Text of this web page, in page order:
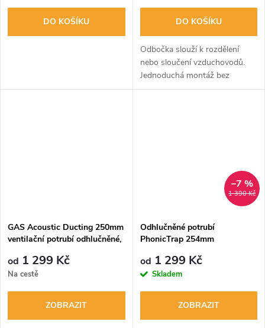
DO KOŠÍKU DO KOŠÍKU
Odbočka slouží k rozdělení
nebo sloučení vzduchovodů.
Jednoduchá montáž bez
složitého nářadí, určena do
GAS Acoustic Ducting 250mm
ventilační potrubí odhlučněné,
od 1 299 Kč
Na cestě
ZOBRAZIT
1 390 Kč
–7 %
Odhlučněné potrubí
PhonicTrap 254mm
od 1 299 Kč
Skladem
ZOBRAZIT